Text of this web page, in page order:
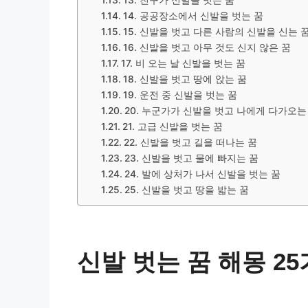
14. 공공장소에서 신발을 벗는 꿈
15. 신발을 벗고 다른 사람의 신발을 신는
16. 신발을 벗고 아무 것도 신지 않은 꿈
17. 비 오는 날 신발을 벗는 꿈
18. 신발을 벗고 땅에 앉는 꿈
19. 운전 중 신발을 벗는 꿈
20. 누군가가 신발을 벗고 나에게 다가오는
21. 고급 신발을 벗는 꿈
22. 신발을 벗고 길을 떠나는 꿈
23. 신발을 벗고 물에 빠지는 꿈
24. 발에 상처가 나서 신발을 벗는 꿈
25. 신발을 벗고 땅을 밟는 꿈
신발 벗는 꿈 해몽 25